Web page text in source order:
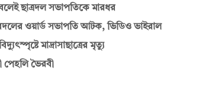
ছাত্রদল সভাপতিকে মারধর
ওয়ার্ড সভাপতি আটক, ভিডিও ভাইরাল
মাদ্রাসাছাত্রের মৃত্যু
পেহলি ভৈরবী